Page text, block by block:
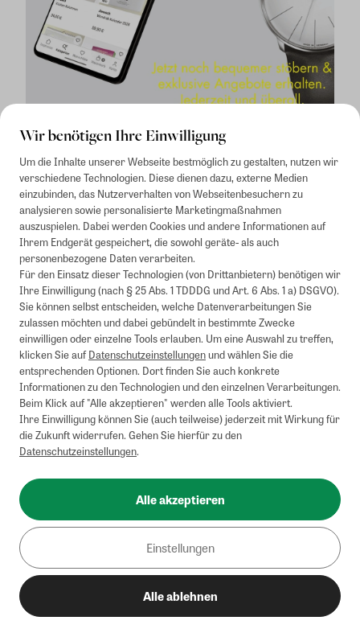
Wir benötigen Ihre Einwilligung
Um die Inhalte unserer Webseite bestmöglich zu gestalten, nutzen wir
verschiedene Technologien. Diese dienen dazu, externe Medien
einzubinden, das Nutzerverhalten von Webseitenbesuchern zu
analysieren sowie personalisierte Marketingmaßnahmen
auszuspielen. Dabei werden Cookies und andere Informationen auf
Ihrem Endgerät gespeichert, die sowohl geräte- als auch
personenbezogene Daten verarbeiten.
Für den Einsatz dieser Technologien (von Drittanbietern) benötigen wir
Ihre Einwilligung (nach § 25 Abs. 1 TDDDG und Art. 6 Abs. 1 a) DSGVO).
Sie können selbst entscheiden, welche Datenverarbeitungen Sie
zulassen möchten und dabei gebündelt in bestimmte Zwecke
einwilligen oder einzelne Tools erlauben. Um eine Auswahl zu treffen,
klicken Sie aufDatenschutzeinstellungenund wählen Sie die
entsprechenden Optionen. Dort finden Sie auch konkrete
Informationen zu den Technologien und den einzelnen Verarbeitungen.
Beim Klick auf "Alle akzeptieren" werden alle Tools aktiviert.
Ihre Einwilligung können Sie (auch teilweise) jederzeit mit Wirkung für
die Zukunft widerrufen. Gehen Sie hierfür zu den
Datenschutzeinstellungen.
Alle akzeptieren
Einstellungen
Alle ablehnen
Mindestbestellwert von 50€. Nicht anwendbar auf Produkte, die der
Buchpreisbindung unterliegen, ZEIT-Akademie, e-Books. Keine
Barauszahlung möglich. Nicht mit weiteren Gutscheinen/Rabatten
kombinierbar.
Briefsendungen sind vom kostenlosen Rückversand ausgeschlossen.
Weitere Informationen zu Rücksendungen finden Sie hier.
Alle Preise inkl. gesetzl. MwSt. zzgl. Versandkosten
AGB
Datenschutz
Widerrufsbelehrung
Barrierefreiheit
Cookies/Tracking
Instagram Pinterest